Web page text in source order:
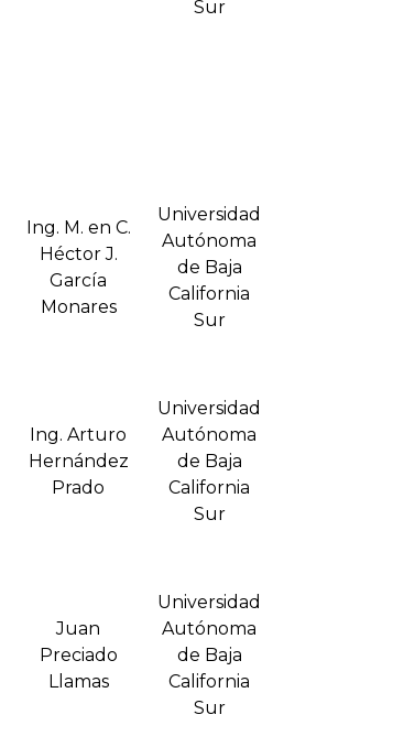
Sur
Ing. M. en C.
Héctor J.
Garcí­a
Monares
Universidad
Autónoma
de Baja
California
Sur
Ing. Arturo
Hernández
Prado
Universidad
Autónoma
de Baja
California
Sur
Juan
Preciado
Llamas
Universidad
Autónoma
de Baja
California
Sur